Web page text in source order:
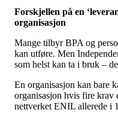
Forskjellen på en
organisasjon
Mange tilbyr BPA og
kan utføre. Men
som helst kan ta i bruk –
En organisasjon kan bare
organisasjon hvis fire krav
nettverket ENIL allerede i